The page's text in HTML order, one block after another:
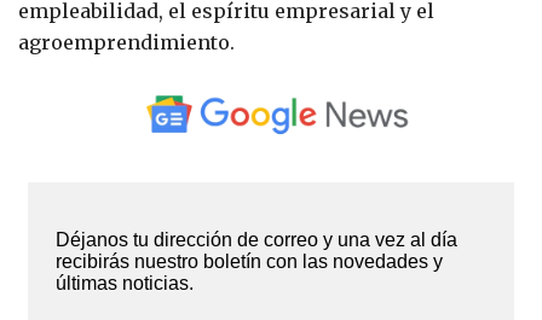
empleabilidad, el espíritu empresarial y el
agroemprendimiento.